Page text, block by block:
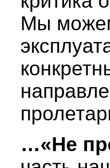
Мы
…«Не